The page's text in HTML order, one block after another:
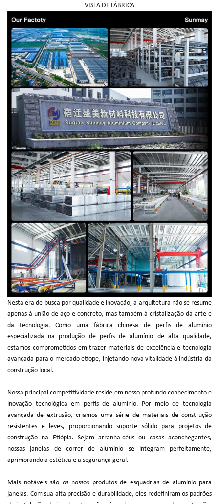
VISTA DE FÁBRICA
Nesta era de busca por qualidade e inovação, a arquitetura não se resume
apenas à união de aço e concreto, mas também à cristalização da arte e
da tecnologia. Como uma fábrica chinesa de perfis de alumínio
especializada na produção de perfis de alumínio de alta qualidade,
estamos comprometidos em trazer materiais de excelência e tecnologia
avançada para o mercado etíope, injetando nova vitalidade à indústria da
construção local.
Nossa principal competitividade reside em nosso profundo conhecimento e
inovação tecnológica em perfis de alumínio. Por meio de tecnologia
avançada de extrusão, criamos uma série de materiais de construção
resistentes e leves, proporcionando suporte sólido para projetos de
construção na Etiópia. Sejam arranha-céus ou casas aconchegantes,
nossas janelas de correr de alumínio se integram perfeitamente,
aprimorando a estética e a segurança geral.
Mais notáveis são os nossos produtos de esquadrias de alumínio para
janelas. Com sua alta precisão e durabilidade, eles redefiniram os padrões